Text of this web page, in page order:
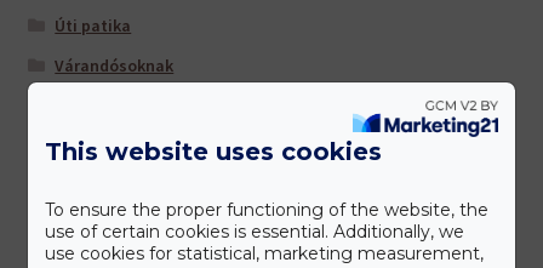
Úti patika
Várandósoknak
Gyártóink
This website uses cookies
To ensure the proper functioning of the website, the
use of certain cookies is essential. Additionally, we
use cookies for statistical, marketing measurement,